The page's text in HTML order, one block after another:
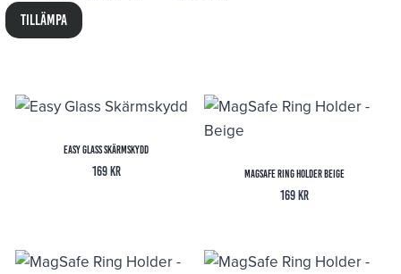
Tillämpa
Easy Glass Skärmskydd
169 kr MagSafe Ring Holder Beige
169 kr